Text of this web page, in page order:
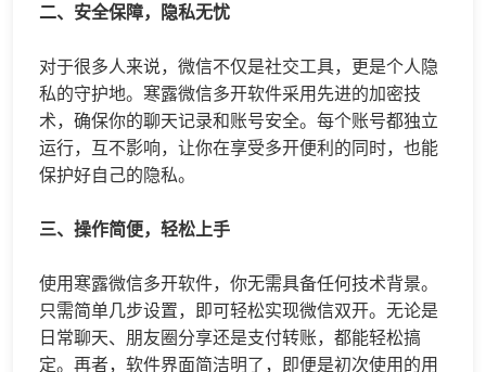
二、安全保障，隐私无忧
对于很多人来说，微信不仅是社交工具，更是个人隐
私的守护地。寒露微信多开软件采用先进的加密技
术，确保你的聊天记录和账号安全。每个账号都独立
运行，互不影响，让你在享受多开便利的同时，也能
保护好自己的隐私。
三、操作简便，轻松上手
使用寒露微信多开软件，你无需具备任何技术背景。
只需简单几步设置，即可轻松实现微信双开。无论是
日常聊天、朋友圈分享还是支付转账，都能轻松搞
定。再者，软件界面简洁明了，即便是初次使用的用